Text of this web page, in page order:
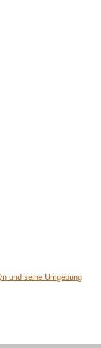
und seine Umgebung